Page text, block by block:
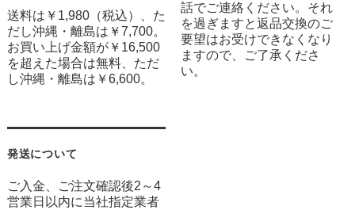
送料は￥1,980（税込）、た
だし沖縄・離島は￥7,700。
お買い上げ金額が￥16,500
を超えた場合は無料、ただ
し沖縄・離島は￥6,600。
発送について
ご入金、ご注文確認後2～4
営業日以内に当社指定業者
話でご連絡ください。それ
を過ぎますと返品交換のご
要望はお受けできなくなり
ますので、ご了承くださ
い。